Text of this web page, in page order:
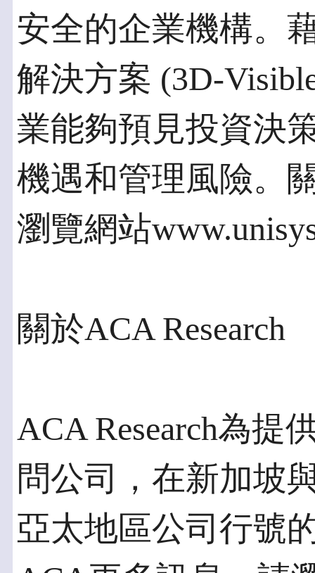
安全的企業機構。
解決方案 (3D-
業能夠預見投資決
機遇和管理風險。
瀏覽網站
關於ACA Research
ACA Research為提
問公司，在新加坡
亞太地區公司行號